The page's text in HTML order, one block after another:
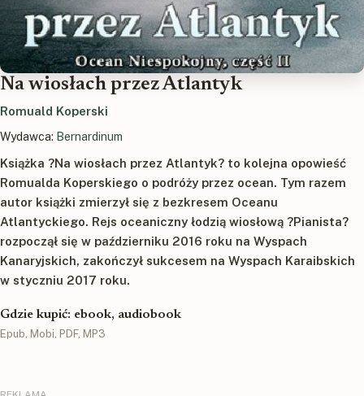
Na wiosłach przez Atlantyk
Romuald Koperski
Wydawca: Bernardinum
Książka ?Na wiosłach przez Atlantyk? to kolejna opowieść
Romualda Koperskiego o podróży przez ocean. Tym razem
autor książki zmierzył się z bezkresem Oceanu
Atlantyckiego. Rejs oceaniczny łodzią wiosłową ?Pianista?
rozpoczął się w październiku 2016 roku na Wyspach
Kanaryjskich, zakończył sukcesem na Wyspach Karaibskich
w styczniu 2017 roku.
Gdzie kupić: ebook, audiobook
Epub, Mobi, PDF, MP3